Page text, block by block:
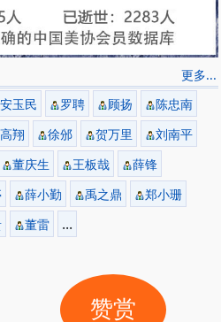
更多...
安玉民 罗聘 顾扬
陈忠南
高翔 徐邠 贺万里
刘南平
董庆生 王板哉
薛锋
薛小勤 禹之鼎
郑小珊
董雷 ...
赞赏